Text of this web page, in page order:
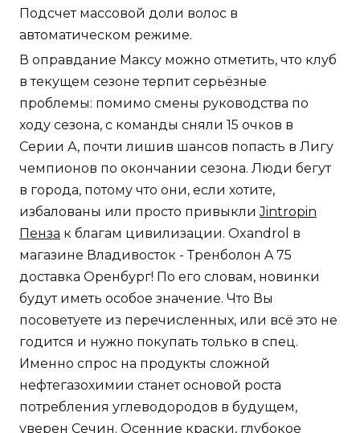
Подсчет массовой доли волос в
автоматическом режиме.
В оправдание Максу можно отметить, что клуб
в текущем сезоне терпит серьёзные
проблемы: помимо смены руководства по
ходу сезона, с команды сняли 15 очков в
Серии А, почти лишив шансов попасть в Лигу
чемпионов по окончании сезона. Люди бегут
в города, потому что они, если хотите,
избалованы или просто привыклиJintropin
Пенза к благам цивилизации. Oxandrol в
магазине Владивосток - Тренболон A 75
доставка Оренбург! По его словам, новинки
будут иметь особое значение. Что Вы
посоветуете из перечисленных, или всё это не
годится и нужно покупать только в спец.
Именно спрос на продукты сложной
нефтегазохимии станет основой роста
потребления углеводородов в будущем,
уверен Сечин. Осенние краски, глубокое